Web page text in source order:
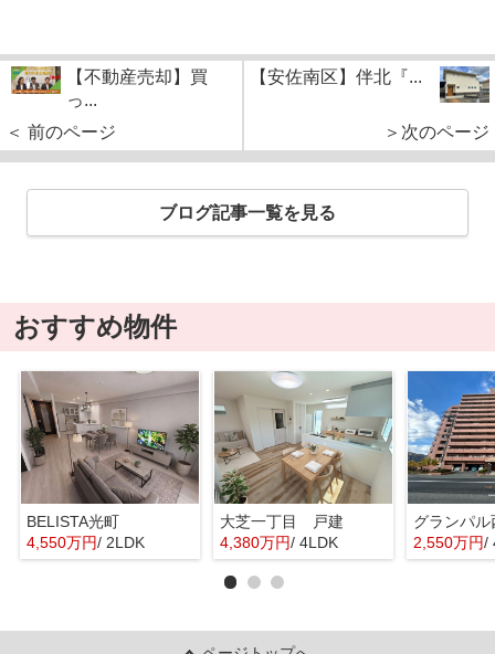
【不動産売却】買
っ...
＜ 前のページ
【安佐南区】伴北『...
＞次のページ
ブログ記事一覧を見る
おすすめ物件
BELISTA光町
4,550万円/ 2LDK
大芝一丁目 戸建
4,380万円/ 4LDK
グランパル
2,550万円/